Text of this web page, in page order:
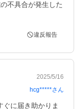
不具合が発生した
違反報告
2025/5/16
hcg*****さん
に届き助かりま